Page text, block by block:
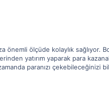
önemli ölçüde kolaylık
yatırım yaparak para
paranızı